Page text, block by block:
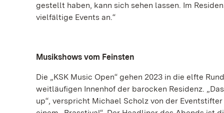
gestellt haben, kann sich sehen lassen. Im
vielfältige Events an.“
Musikshows vom Feinsten
Die „KSK Music Open“ gehen 2023 in die elfte
weitläufigen Innenhof der barocken Residenz.
up“, verspricht Michael Scholz von der